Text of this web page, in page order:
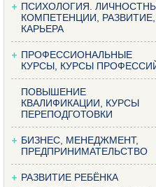
ПСИХОЛОГИЯ.
КОМПЕТЕНЦИИ, РАЗВИТИЕ,
КАРЬЕРА
ПРОФЕССИОНАЛЬНЫЕ
КУРСЫ, КУРСЫ
ПОВЫШЕНИЕ
КВАЛИФИКАЦИИ, КУРСЫ
ПЕРЕПОДГОТОВКИ
БИЗНЕС, МЕНЕДЖМЕНТ,
ПРЕДПРИНИМАТЕЛЬСТВО
РАЗВИТИЕ РЕБЁНКА